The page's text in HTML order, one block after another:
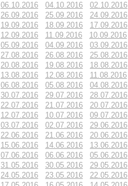
06.10.2016 04.10.2016 02.10.2016
26.09.2016 25.09.2016 24.09.2016
19.09.2016 18.09.2016 17.09.2016
12.09.2016 11.09.2016 10.09.2016
05.09.2016 04.09.2016 03.09.2016
27.08.2016 26.08.2016 25.08.2016
20.08.2016 19.08.2016 18.08.2016
13.08.2016 12.08.2016 11.08.2016
06.08.2016 05.08.2016 04.08.2016
30.07.2016 29.07.2016 28.07.2016
22.07.2016 21.07.2016 20.07.2016
12.07.2016 10.07.2016 09.07.2016
03.07.2016 02.07.2016 29.06.2016
22.06.2016 21.06.2016 20.06.2016
15.06.2016 14.06.2016 13.06.2016
07.06.2016 06.06.2016 05.06.2016
31.05.2016 30.05.2016 29.05.2016
24.05.2016 23.05.2016 22.05.2016